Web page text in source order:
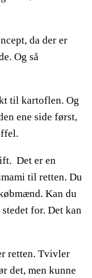
da der er
Og så
til kartoflen. Og
ene side først,
Det er en
til retten. Du
Kan du
for. Det kan
retten. Tvivler
det, men kunne